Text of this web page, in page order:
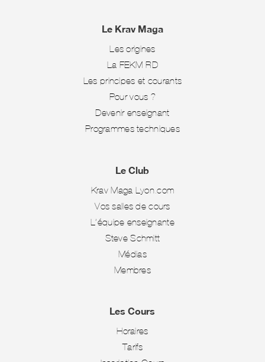
Le Krav Maga
Les origines
La FEKM-RD
Les principes et courants
Pour vous ?
Devenir enseignant
Programmes techniques
Le Club
Krav Maga Lyon.com
Vos salles de cours
L’équipe enseignante
Steve Schmitt
Médias
Membres
Les Cours
Horaires
Tarifs